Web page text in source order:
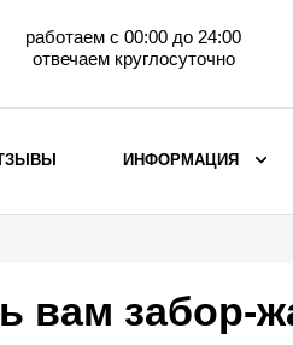
работаем с 00:00 до 24:00
отвечаем круглосуточно
ИНФОРМАЦИЯ
вам забор-